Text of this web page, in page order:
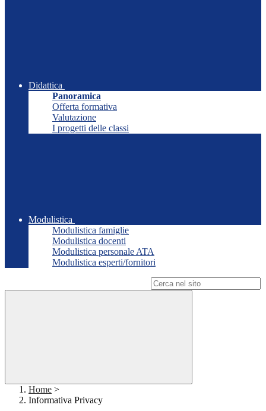
Didattica
Panoramica
Offerta formativa
Valutazione
I progetti delle classi
Modulistica
Modulistica famiglie
Modulistica docenti
Modulistica personale ATA
Modulistica esperti/fornitori
Home >
Informativa Privacy